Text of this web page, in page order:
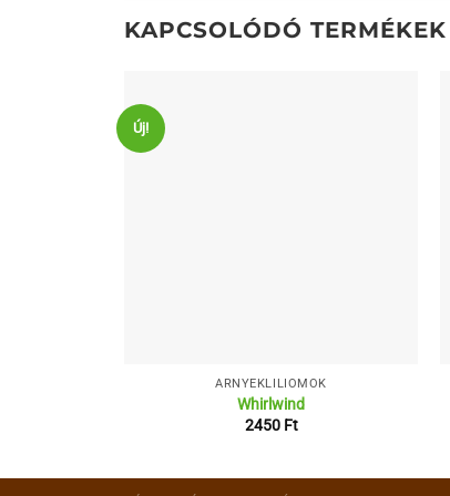
KAPCSOLÓDÓ TERMÉKEK
Új!
ÁRNYÉKLILIOMOK
Whirlwind
2450 Ft